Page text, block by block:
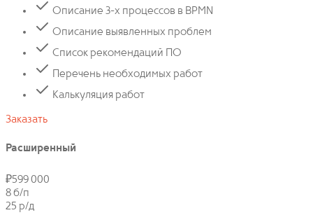
Описание 3-х процессов в BPMN
Описание выявленных проблем
Список рекомендаций ПО
Перечень необходимых работ
Калькуляция работ
Заказать
Расширенный
₽599 000
8 б/п
25 р/д